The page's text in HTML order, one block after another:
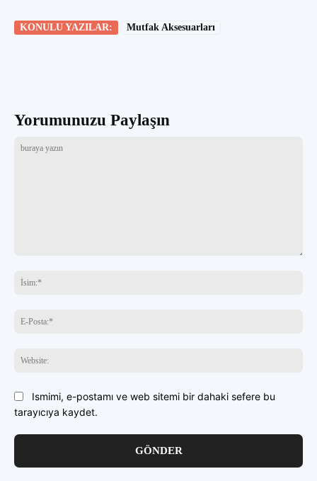
KONULU YAZILAR: Mutfak Aksesuarları
Yorumunuzu Paylaşın
yazın
Ismimi, e-postamı ve web sitemi bir dahaki sefere bu
tarayıcıya kaydet.